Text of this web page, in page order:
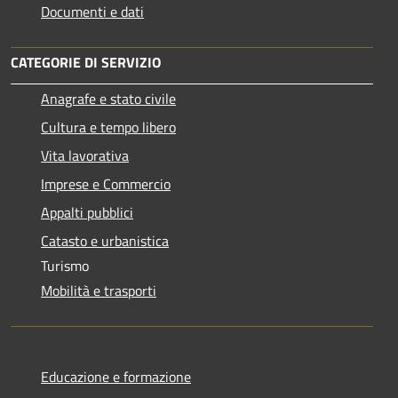
Documenti e dati
CATEGORIE DI SERVIZIO
Anagrafe e stato civile
Cultura e tempo libero
Vita lavorativa
Imprese e Commercio
Appalti pubblici
Catasto e urbanistica
Turismo
Mobilità e trasporti
Educazione e formazione